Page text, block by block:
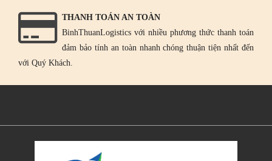
THANH TOÁN AN TOÀN
BinhThuanLogistics với nhiều phương thức thanh toán
đảm bảo tính an toàn nhanh chóng thuận tiện nhất đến
với Quý Khách.